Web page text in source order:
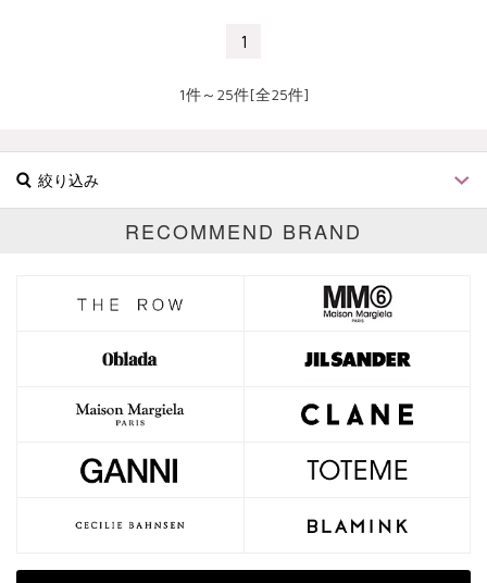
1
1件～25件[全25件]
絞り込み
RECOMMEND BRAND